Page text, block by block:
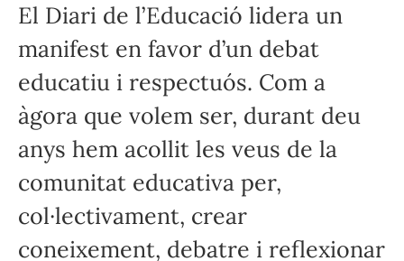
El Diari de l’Educació lidera un
manifest en favor d’un debat
educatiu i respectuós. Com a
àgora que volem ser, durant deu
anys hem acollit les veus de la
comunitat educativa per,
col·lectivament, crear
coneixement, debatre i reflexionar